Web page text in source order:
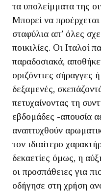
τα υπολείμματα της
Μπορεί να
σταφύλια απ’ όλες
ποικιλίες. Οι Ιταλοί
παραδοσιακά,
οριζόντιες σήραγγες
δεξαμενές,
πετυχαίνοντας τη
εβδομάδες -απουσία
αναπτυχθούν
τον ιδιαίτερο
δεκαετίες όμως, η
οι προσπάθειες για
οδήγησε στη χρήση